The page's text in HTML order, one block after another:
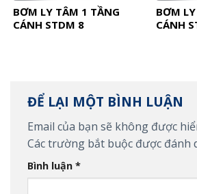
BƠM LY TÂM 1 TẦNG
CÁNH STDM 8
BƠM
CÁNH
ĐỂ LẠI MỘT BÌNH LUẬN
Email của bạn sẽ không được
Các trường bắt buộc được đánh
Bình luận *